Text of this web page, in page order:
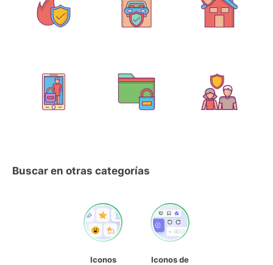
Buscar en otras categorías
Iconos
Iconos de